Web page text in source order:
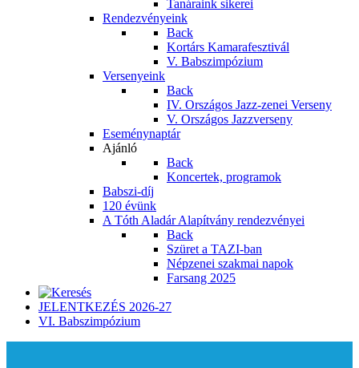
Tanáraink sikerei
Rendezvényeink
Back
Kortárs Kamarafesztivál
V. Babszimpózium
Versenyeink
Back
IV. Országos Jazz-zenei Verseny
V. Országos Jazzverseny
Eseménynaptár
Ajánló
Back
Koncertek, programok
Babszi-díj
120 évünk
A Tóth Aladár Alapítvány rendezvényei
Back
Szüret a TAZI-ban
Népzenei szakmai napok
Farsang 2025
JELENTKEZÉS 2026-27
VI. Babszimpózium